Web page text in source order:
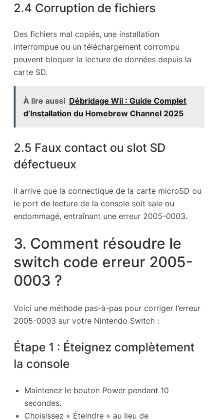
2.4 Corruption de fichiers
Des fichiers mal copiés, une installation
interrompue ou un téléchargement corrompu
peuvent bloquer la lecture de données depuis la
carte SD.
À lire aussi Débridage Wii : Guide Complet
d’Installation du Homebrew Channel 2025
2.5 Faux contact ou slot SD
défectueux
Il arrive que la connectique de la carte microSD ou
le port de lecture de la console soit sale ou
endommagé, entraînant une erreur 2005-0003.
3. Comment résoudre le
switch code erreur 2005-
0003 ?
Voici une méthode pas-à-pas pour corriger l’erreur
2005-0003 sur votre Nintendo Switch :
Étape 1 : Éteignez complètement
la console
Maintenez le bouton Power pendant 10
secondes.
Choisissez « Éteindre » au lieu de